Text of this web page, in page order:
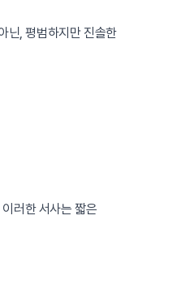
닌, 평범하지만 진솔한
러한 서사는 짧은